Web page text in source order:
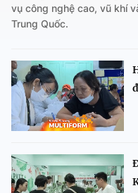
vụ công nghệ cao, vũ khí
Trung Quốc.